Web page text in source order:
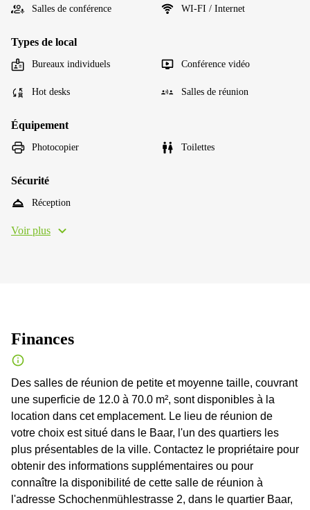
Salles de conférence WI-FI / Internet
Types de local
Bureaux individuels Conférence vidéo
Hot desks Salles de réunion
Équipement
Photocopier Toilettes
Sécurité
Réception
Voir plus
Finances
Des salles de réunion de petite et moyenne taille, couvrant
une superficie de 12.0 à 70.0 m², sont disponibles à la
location dans cet emplacement. Le lieu de réunion de
votre choix est situé dans le Baar, l'un des quartiers les
plus présentables de la ville. Contactez le propriétaire pour
obtenir des informations supplémentaires ou pour
connaître la disponibilité de cette salle de réunion à
l'adresse Schochenmühlestrasse 2, dans le quartier Baar,